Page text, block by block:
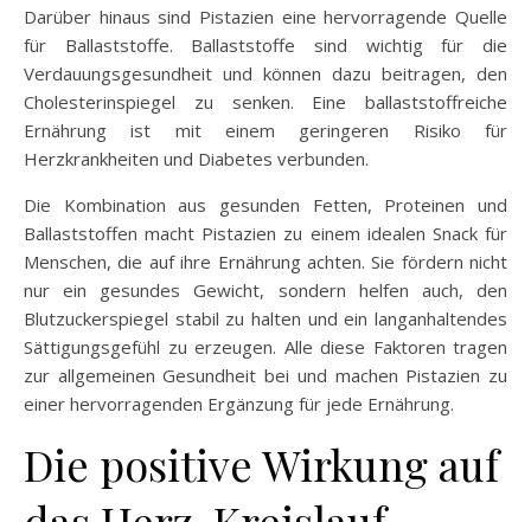
Darüber hinaus sind Pistazien eine hervorragende Quelle
für Ballaststoffe. Ballaststoffe sind wichtig für die
Verdauungsgesundheit und können dazu beitragen, den
Cholesterinspiegel zu senken. Eine ballaststoffreiche
Ernährung ist mit einem geringeren Risiko für
Herzkrankheiten und Diabetes verbunden.
Die Kombination aus gesunden Fetten, Proteinen und
Ballaststoffen macht Pistazien zu einem idealen Snack für
Menschen, die auf ihre Ernährung achten. Sie fördern nicht
nur ein gesundes Gewicht, sondern helfen auch, den
Blutzuckerspiegel stabil zu halten und ein langanhaltendes
Sättigungsgefühl zu erzeugen. Alle diese Faktoren tragen
zur allgemeinen Gesundheit bei und machen Pistazien zu
einer hervorragenden Ergänzung für jede Ernährung.
Die positive Wirkung auf